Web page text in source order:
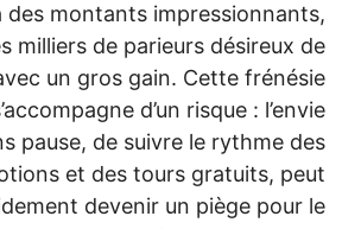
gonflés à
attirent des
finir l’année
saisonnière
de jouer sans